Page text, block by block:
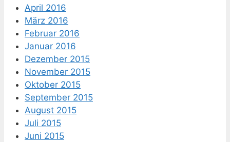
April 2016
März 2016
Februar 2016
Januar 2016
Dezember 2015
November 2015
Oktober 2015
September 2015
August 2015
Juli 2015
Juni 2015